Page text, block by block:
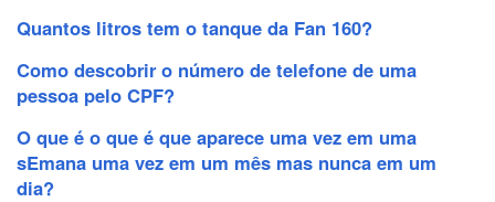
Quantos litros tem o tanque da Fan 160?
Como descobrir o número de telefone de uma
pessoa pelo CPF?
O que é o que é que aparece uma vez em uma
sEmana uma vez em um mês mas nunca em um
dia?